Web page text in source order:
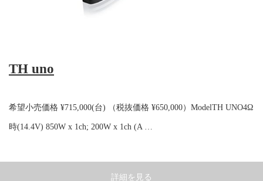
TH uno
希望小売価格 ¥715,000(台) （税抜価格 ¥650,000）ModelTH UNO4Ω
時(14.4V) 850W x 1ch; 200W x 1ch (A …
詳細を見る